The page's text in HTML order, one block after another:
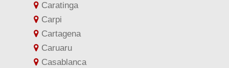
Caratinga
Carpi
Cartagena
Caruaru
Casablanca